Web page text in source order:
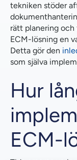
Kan vi
våra specifika
Gör din ECM-
tekniken stöder
rätt planering och
ECM-lösning en
Detta gör den
som själva
Hur
ECM-